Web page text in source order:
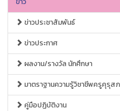
ข่าวประชาสัมพันธ์
ข่าวประกาศ
ผลงาน/รางวัล นักศึกษา
มาตราฐานความรู้วิชาชีพครูคุรุส
คู่มือปฏิบัติงาน